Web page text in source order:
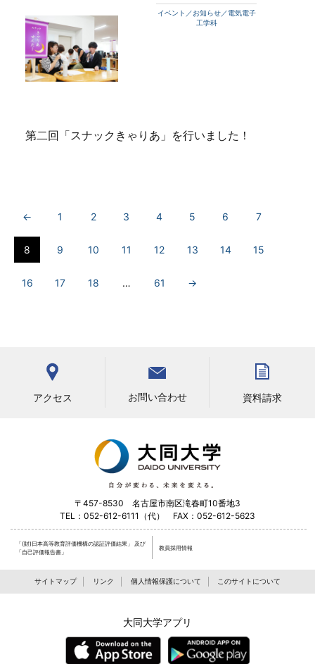
イベント／お知らせ／電気電子
工学科
第二回「スナックきゃりあ」を行いました！
← 1 2 3 4 5 6 7
8 9 10 11 12 13 14 15
16 17 18 … 61 →
アクセス お問い合わせ 資料請求
〒457-8530 名古屋市南区滝春町10番地3
TEL：052-612-6111（代） FAX：052-612-5623
「(財)日本高等教育評価機構の認証評価結果」
及び
「自己評価報告書」
教員採用情報
サイトマップ リンク 個人情報保護について このサイトについて
大同大学アプリ